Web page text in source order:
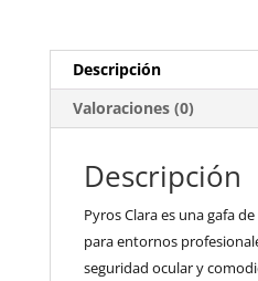
Descripción
Valoraciones (0)
Descripción
Pyros Clara es una gafa
para entornos
seguridad ocular y